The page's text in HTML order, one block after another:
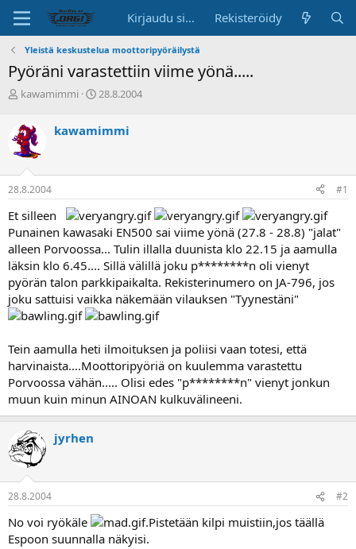
Kirjaudu sisään Rekisteröidy
Yleistä keskustelua moottoripyöräilystä
Pyöräni varastettiin viime yönä.....
K
s
k
u
t
e
u
n
a
l
o
i
t
t
j
a
kawamimmi
A
i
s
i
v
ä
28.8.2004
kawamimmi
28.8.2004 #1
Et silleen
Punainen kawasaki EN500 sai viime yönä (27.8 - 28.8) "jalat"
alleen Porvoossa... Tulin illalla duunista klo 22.15 ja aamulla
läksin klo 6.45.... Sillä välillä joku p********n oli vienyt
pyörän talon parkkipaikalta. Rekisterinumero on JA-796, jos
joku sattuisi vaikka näkemään vilauksen "Tyynestäni"
Tein aamulla heti ilmoituksen ja poliisi vaan totesi, että
harvinaista....Moottoripyöriä on kuulemma varastettu
Porvoossa vähän..... Olisi edes "p********n" vienyt jonkun
muun kuin minun AINOAN kulkuvälineeni.
jyrhen
28.8.2004 #2
No voi ryökäle
.Pistetään kilpi muistiin,jos täällä
Espoon suunnalla näkyisi.